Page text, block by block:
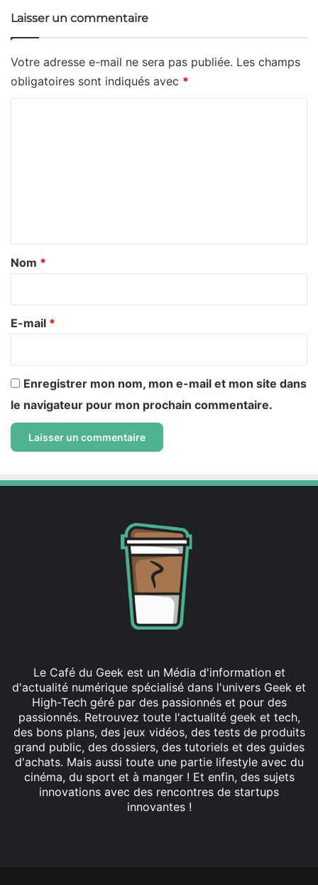
Laisser un commentaire
Votre adresse e-mail ne sera pas publiée. Les champs
obligatoires sont indiqués avec *
a
r
e
Nom *
E-mail *
Enregistrer mon nom, mon e-mail et mon site dans
le navigateur pour mon prochain commentaire.
Le Café du Geek est un Média d'information et
d'actualité numérique spécialisé dans l'univers Geek et
High-Tech géré par des passionnés et pour des
passionnés. Retrouvez toute l'actualité geek et tech,
des bons plans, des jeux vidéos, des tests de produits
grand public, des dossiers, des tutoriels et des guides
d'achats. Mais aussi toute une partie lifestyle avec du
cinéma, du sport et à manger ! Et enfin, des sujets
innovations avec des rencontres de startups
innovantes !